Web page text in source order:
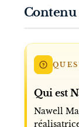
Contenu
Qui est
Nawell